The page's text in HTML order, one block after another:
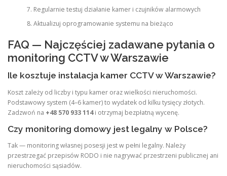
Regularnie testuj działanie kamer i czujników alarmowych
Aktualizuj oprogramowanie systemu na bieżąco
FAQ — Najczęściej zadawane pytania o
monitoring CCTV w Warszawie
Ile kosztuje instalacja kamer CCTV w Warszawie?
Koszt zależy od liczby i typu kamer oraz wielkości nieruchomości.
Podstawowy system (4–6 kamer) to wydatek od kilku tysięcy złotych.
Zadzwoń na +48 570 933 114i otrzymaj bezpłatną wycenę.
Czy monitoring domowy jest legalny w Polsce?
Tak — monitoring własnej posesji jest w pełni legalny. Należy
przestrzegać przepisów RODO i nie nagrywać przestrzeni publicznej ani
nieruchomości sąsiadów.